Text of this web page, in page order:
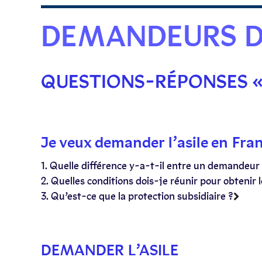
DEMANDEURS
QUESTIONS-RÉPONSES
Je veux demander l’asile en
1. Quelle différence y-a-t-il entre un
2. Quelles conditions dois-je réunir pour obtenir
3. Qu’est-ce que la protection subsidiaire ?
DEMANDER L’ASILE